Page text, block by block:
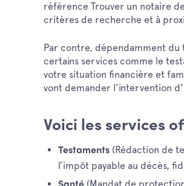
référence Trouver un notaire
critères de recherche et à
Par contre, dépendamment
certains services comme le
votre situation financière et
vont demander l'intervention
Voici les services
Testaments (Rédaction de
l’impôt payable au décès,